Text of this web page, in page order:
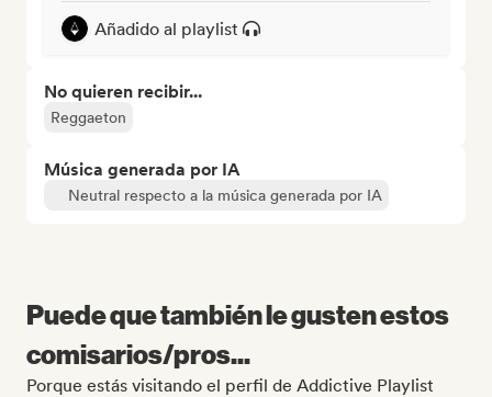
Añadido al playlist
No quieren recibir...
Reggaeton
Música generada por IA
Neutral respecto a la música generada por IA
Puede que también le gusten estos
comisarios/pros...
Porque estás visitando el perfil de Addictive Playlist